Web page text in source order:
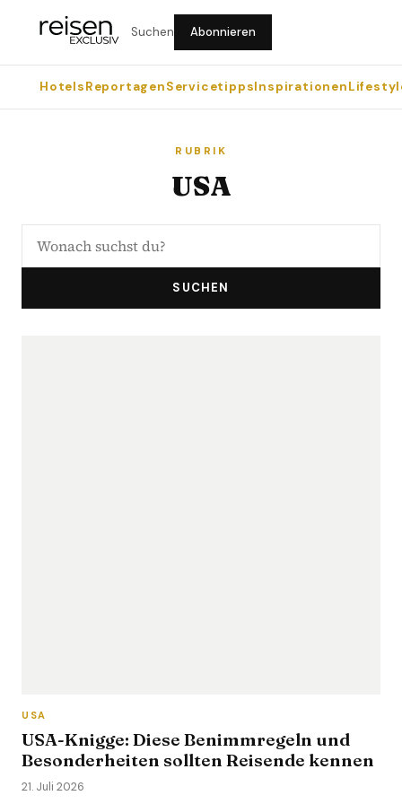
Suchen Abonnieren
HotelsReportagenServicetippsInspirationen
RUBRIK
USA
SUCHEN
USA
USA-Knigge: Diese Benimmregeln und
Besonderheiten sollten Reisende kennen
21. Juli 2026